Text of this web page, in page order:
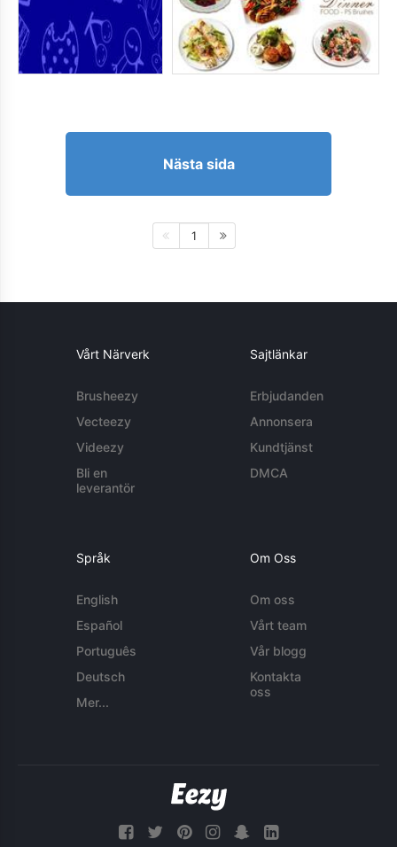
Nästa sida
1
Vårt Närverk
Brusheezy
Vecteezy
Videezy
Bli en
leverantör
Sajtlänkar
Erbjudanden
Annonsera
Kundtjänst
DMCA
Språk
English
Español
Português
Deutsch
Mer...
Om Oss
Om oss
Vårt team
Vår blogg
Kontakta
oss